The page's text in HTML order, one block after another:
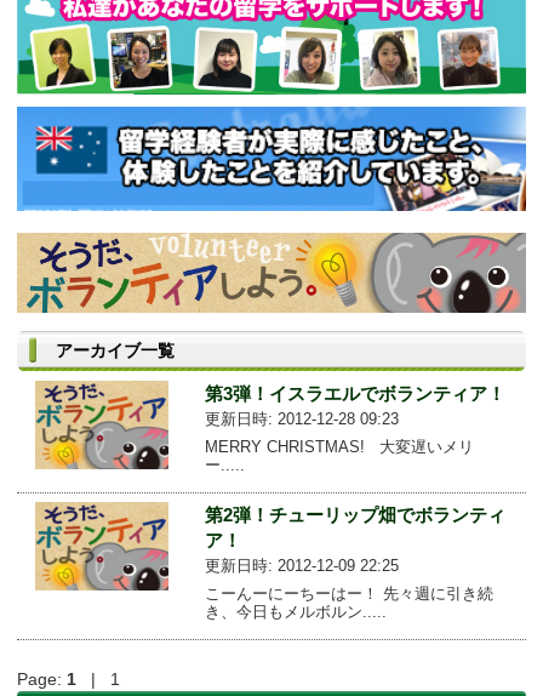
アーカイブ一覧
第3弾！イスラエルでボランティア！
更新日時: 2012-12-28 09:23
MERRY CHRISTMAS! 大変遅いメリ
ー.....
第2弾！チューリップ畑でボランティ
ア！
更新日時: 2012-12-09 22:25
こーんーにーちーはー！ 先々週に引き続
き、今日もメルボルン.....
Page: 1 | 1